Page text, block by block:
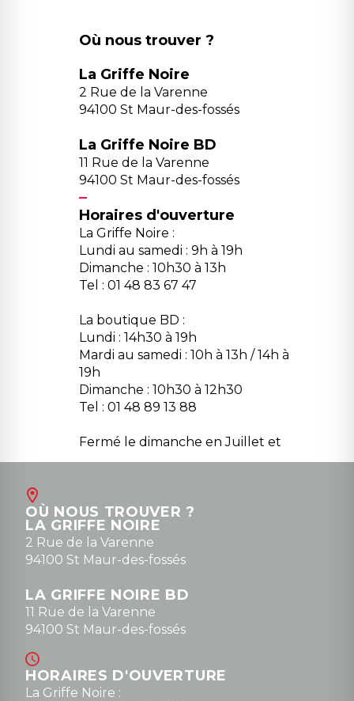
Où nous trouver ?
La Griffe Noire
2 Rue de la Varenne
94100 St Maur-des-fossés
La Griffe Noire BD
11 Rue de la Varenne
94100 St Maur-des-fossés
Horaires d'ouverture
La Griffe Noire :
Lundi au samedi : 9h à 19h
Dimanche : 10h30 à 13h
Tel : 01 48 83 67 47
La boutique BD :
Lundi : 14h30 à 19h
Mardi au samedi : 10h à 13h / 14h à
19h
Dimanche : 10h30 à 12h30
Tel : 01 48 89 13 88
Fermé le dimanche en Juillet et
Août
contact@la-griffe-noire.com
0148836747
OÙ NOUS TROUVER ?
LA GRIFFE NOIRE
2 Rue de la Varenne
94100 St Maur-des-fossés
LA GRIFFE NOIRE BD
11 Rue de la Varenne
94100 St Maur-des-fossés
HORAIRES D'OUVERTURE
La Griffe Noire :